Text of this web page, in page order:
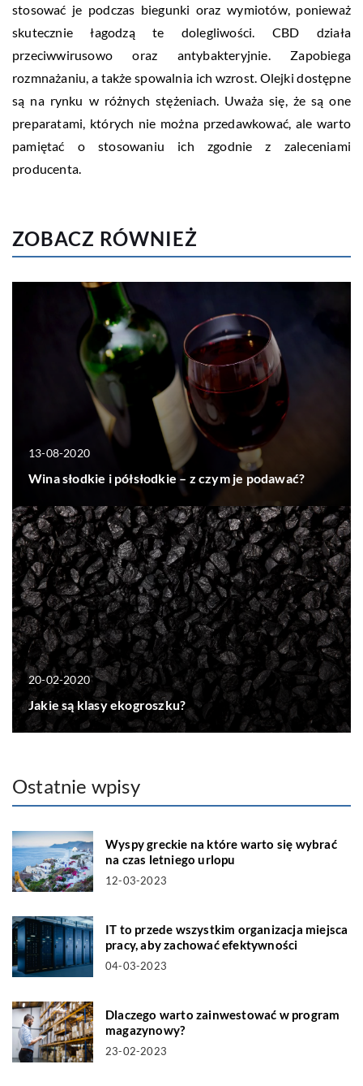
stosować je podczas biegunki oraz wymiotów, ponieważ
skutecznie łagodzą te dolegliwości. CBD działa
przeciwwirusowo oraz antybakteryjnie. Zapobiega
rozmnażaniu, a także spowalnia ich wzrost. Olejki dostępne
są na rynku w różnych stężeniach. Uważa się, że są one
preparatami, których nie można przedawkować, ale warto
pamiętać o stosowaniu ich zgodnie z zaleceniami
producenta.
ZOBACZ RÓWNIEŻ
13-08-2020
Wina słodkie i półsłodkie – z czym je podawać?
20-02-2020
Jakie są klasy ekogroszku?
Ostatnie wpisy
Wyspy greckie na które warto się wybrać
na czas letniego urlopu
12-03-2023
IT to przede wszystkim organizacja miejsca
pracy, aby zachować efektywności
04-03-2023
Dlaczego warto zainwestować w program
magazynowy?
23-02-2023